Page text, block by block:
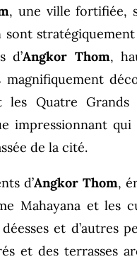
, une ville fortifiée,
d’Angkor Thom,
magnifiquement
les Quatre
impressionnant
de la cité.
d’Angkor Thom,
Mahayana et les
et d’autres
et des terrasses